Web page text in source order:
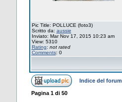
Pic Title: POLLUCE (foto3)
Scritto da: aussie
Inviato: Mar Nov 17, 2015 10:23 am
View: 5310
Rating: not rated
Comments: 0
Indice del forum
Pagina 1di 50